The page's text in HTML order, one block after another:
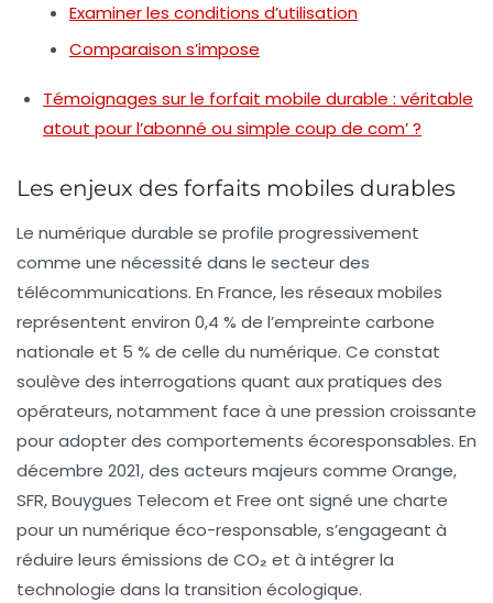
Examiner les conditions d’utilisation
Comparaison s’impose
Témoignages sur le forfait mobile durable : véritable
atout pour l’abonné ou simple coup de com’ ?
Les enjeux des forfaits mobiles durables
Le numérique durable se profile progressivement
comme une nécessité dans le secteur des
télécommunications. En France, les réseaux mobiles
représentent environ 0,4 % de l’empreinte carbone
nationale et 5 % de celle du numérique. Ce constat
soulève des interrogations quant aux pratiques des
opérateurs, notamment face à une pression croissante
pour adopter des comportements écoresponsables. En
décembre 2021, des acteurs majeurs comme Orange,
SFR, Bouygues Telecom et Free ont signé une charte
pour un numérique éco-responsable, s’engageant à
réduire leurs émissions de CO₂ et à intégrer la
technologie dans la transition écologique.